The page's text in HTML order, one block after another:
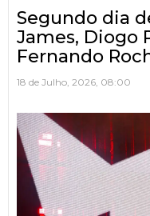
Segundo dia
James, Diogo
Fernando
18 de Julho, 2026, 08:00